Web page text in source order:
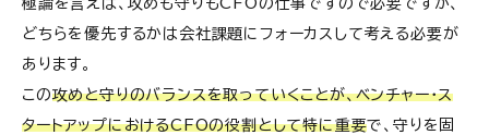
極論を言えば、攻めも守りもCFOの仕事ですので必要ですが、
どちらを優先するかは会社課題にフォーカスして考える必要が
あります。
この攻めと守りのバランスを取っていくことが、ベンチャー・ス
タートアップにおけるCFOの役割として特に重要で、守りを固